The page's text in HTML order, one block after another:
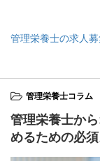
管理栄養士の求人
管理栄養士コラム
管理栄養士か
めるための必